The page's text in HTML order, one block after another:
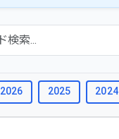
2026 2025 2024